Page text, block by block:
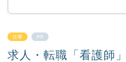
仕事 PR
求人・転職「看護師